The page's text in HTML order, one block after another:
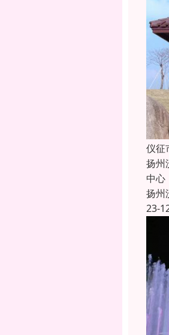
仪征
扬州
中心
扬州
23-